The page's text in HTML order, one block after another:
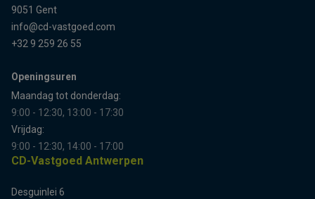
9051 Gent
info@cd-vastgoed.com
+32 9 259 26 55
Openingsuren
Maandag tot donderdag:
9:00 - 12:30, 13:00 - 17:30
Vrijdag:
9:00 - 12:30, 14:00 - 17:00
CD-Vastgoed Antwerpen
Desguinlei 6